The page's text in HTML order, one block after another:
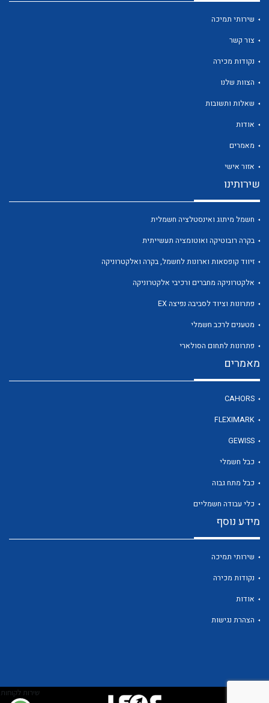
שירות לקוחות
לכל מוצרי היצרן
לכל מוצרי היצרן
שירותי תמיכה
צור קשר
נקודות מכירה
הצוות שלנו
שאלות ותשובות
אודות
מאמרים
אזור אישי
שירותינו
חשמל מיתוג ואינסטלציה חשמלית
בקרה רובוטיקה ואוטומציה תעשייתית
זיווד קופסאות וארונות לחשמל, בקרה ואלקטרוניקה
אלקטרוניקה מחברים ורכיבי אלקטרוניקה
פתרונות וציוד לסביבה נפיצה EX
מטענים לרכב חשמלי
פתרונות לתחום הסולארי
מאמרים
CAHORS
FLEXIMARK
GEWISS
כבל חשמלי
כבל מתח גבוה
כלי עבודה חשמליים
מידע נוסף
שירותי תמיכה
נקודות מכירה
אודות
הצהרת נגישות